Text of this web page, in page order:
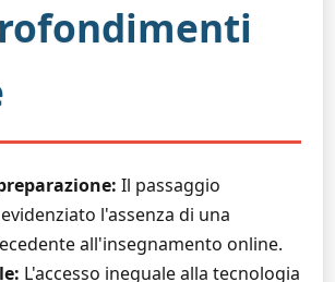
Il passaggio
l'assenza di una
all'insegnamento online.
L'accesso ineguale alla tecnologia